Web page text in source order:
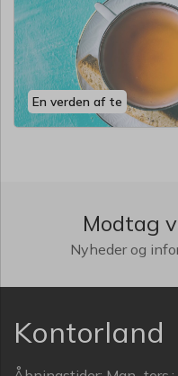
En verden af te
Modtag
Nyheder og
Kontorland